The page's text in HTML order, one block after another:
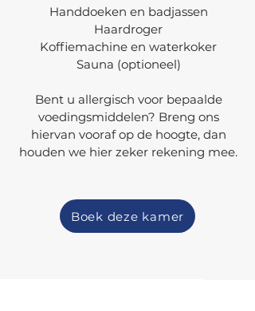
Handdoeken en badjassen
Haardroger
Koffiemachine en waterkoker
Sauna (optioneel)
Bent u allergisch voor bepaalde
voedingsmiddelen? Breng ons
hiervan vooraf op de hoogte, dan
houden we hier zeker rekening mee.
Boek deze kamer